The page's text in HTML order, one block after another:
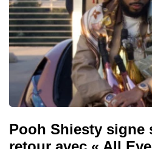
Pooh Shiesty signe